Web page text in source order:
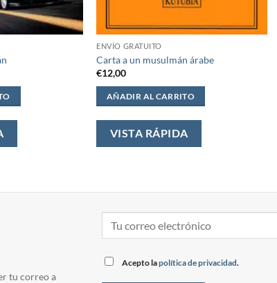
ENVÍO GRATUITO
Carta a un musulmán árabe
€12,00
AÑADIR AL CARRITO
VISTA RÁPIDA
tu correo a
Acepto lapolítica de privacidad.